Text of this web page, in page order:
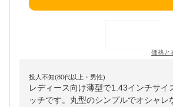
価格と
投人不知(80代以上・男性)
レディース向け薄型で1.43インチサイ
ッチです。丸型のシンプルでオシャレ